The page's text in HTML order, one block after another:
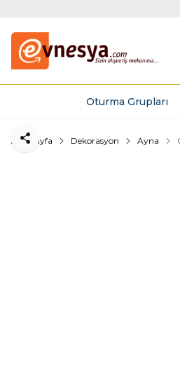
Oturma Grupları
Ana Sayfa Dekorasyon Ayna
Paylaş